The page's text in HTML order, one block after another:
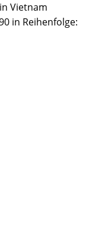
Vietnam
in Reihenfolge: